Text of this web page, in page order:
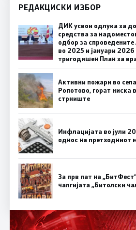
РЕДАКЦИСКИ ИЗБОР
ДИК усвои одлука за
средства за
одбор за
во 2025 и јануари 2026
тригодишен План за
Активни пожари во
Ропотово, горат ниска
стрниште
Инфлацијата во јули
однос на претходниот
За прв пат на
чалгијата „Битолски